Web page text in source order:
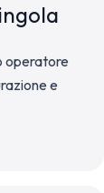
operatore
e